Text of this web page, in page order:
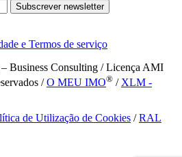
Subscrever newsletter
e Termos de serviço
Business Consulting / Licença AMI
/O MEU IMO® / XLM -
de Utilização de Cookies /RAL